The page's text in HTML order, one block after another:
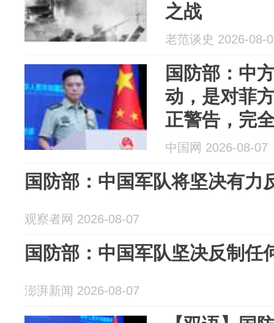
之战
老范谈史 2026-08-
国防部：中
动，是对菲
正警告，完
队坚决反制
中国网 2026-08-07
国防部：中国军队将坚决有力
观察者网 2026-08-07
国防部：中国军队坚决反制任
澎湃新闻 2026-08-07